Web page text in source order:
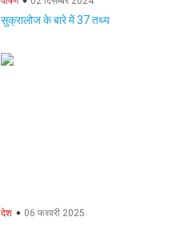
सुक्रालोज के बारे में 37 तथ्य
देश 06 फरवरी 2025